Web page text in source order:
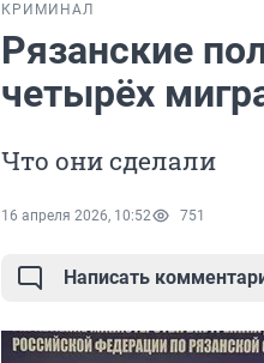
КРИМИНАЛ
Рязанские
четырёх
Что они сделали
16 апреля 2026, 10:52 751
Написать